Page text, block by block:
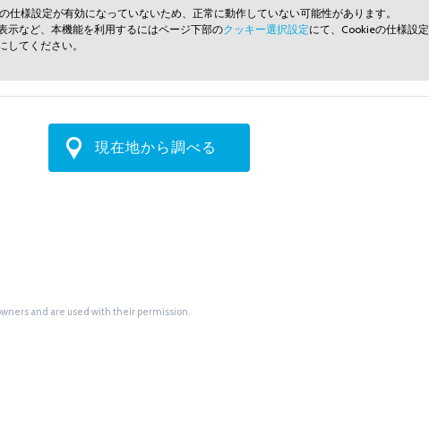
仕様設定が有効になっていないため、正常に動作していない可能性があります。
示など、本機能を利用するにはページ下部のクッキー選択設定にて、Cookieの仕様設定
してください。
現在地から調べる
and are used with their permission.